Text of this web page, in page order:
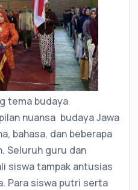
tema budaya
nuansa budaya Jawa
bahasa, dan beberapa
Seluruh guru dan
siswa tampak antusias
Para siswa putri serta